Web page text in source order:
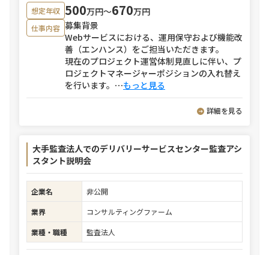
想定年収 500万円〜670万円
仕事内容 募集背景
Webサービスにおける、運用保守および機能改
善（エンハンス）をご担当いただきます。
現在のプロジェクト運営体制見直しに伴い、プ
ロジェクトマネージャーポジションの入れ替え
を行います。 ⋯もっと見る
詳細を見る
大手監査法人でのデリバリーサービスセンター監査アシ
スタント説明会
企業名
非公開
業界
コンサルティングファーム
業種・職種
監査法人